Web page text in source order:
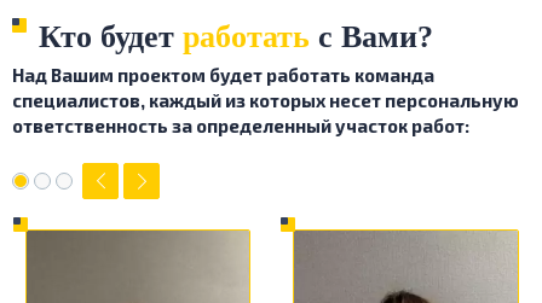
Кто будет работать с Вами?
Над Вашим проектом будет работать команда
специалистов, каждый из которых несет персональную
ответственность за определенный участок работ: